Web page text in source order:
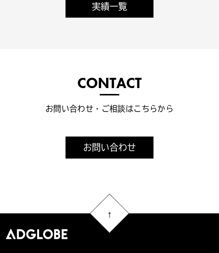
実績一覧
CONTACT
お問い合わせ・ご相談はこちらから
お問い合わせ